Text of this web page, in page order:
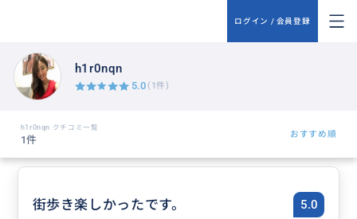
ログイン / 会員登録
h1r0nqn
5.0 (1件)
h1r0nqn クチコミ一覧
1件 おすすめ順
街歩き楽しかったです。 5.0